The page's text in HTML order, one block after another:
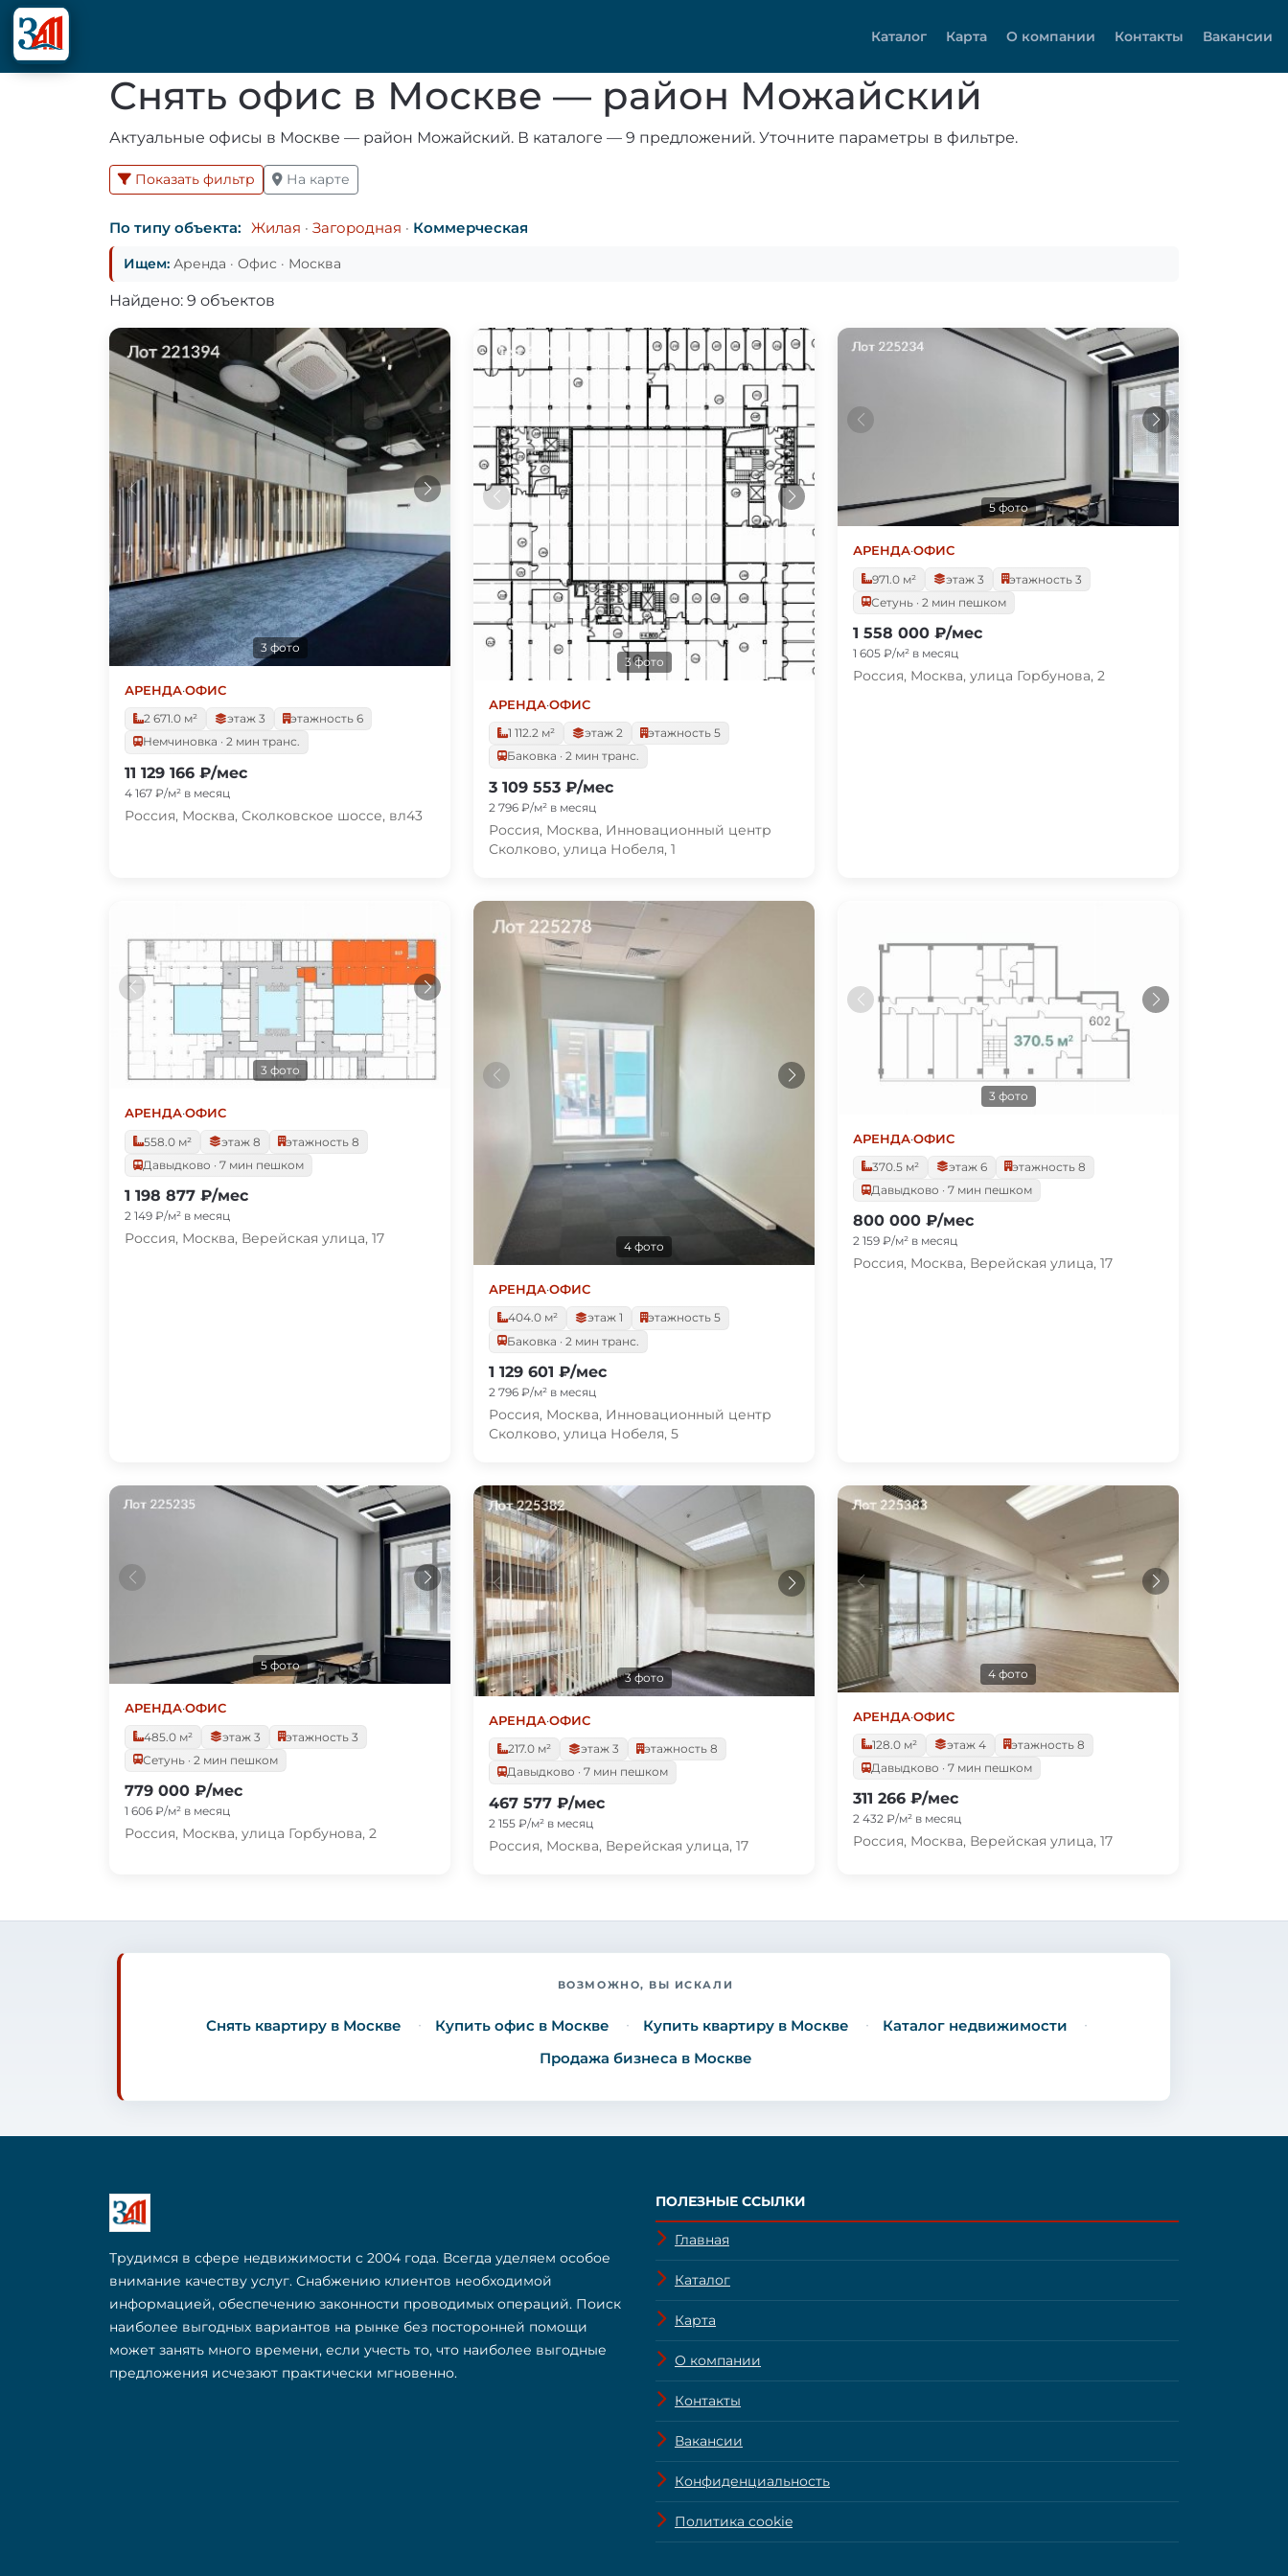
Каталог Карта О компании Контакты Вакансии
Снять офис в Москве — район Можайский
Актуальные офисы в Москве — район Можайский. В каталоге — 9 предложений. Уточните параметры в фильтре.
Показать фильтр На карте
По типу объекта: Жилая · Загородная · Коммерческая
Ищем: Аренда · Офис · Москва
Найдено: 9 объектов
3 фото
АРЕНДА·ОФИС
2 671.0 м²
этаж 3
этажность 6
Немчиновка · 2 мин транс.
11 129 166 ₽/мес
4 167 ₽/м² в месяц
Россия, Москва, Сколковское шоссе, вл43
3 фото
АРЕНДА·ОФИС
1 112.2 м²
этаж 2
этажность 5
Баковка · 2 мин транс.
3 109 553 ₽/мес
2 796 ₽/м² в месяц
Россия, Москва, Инновационный центр
Сколково, улица Нобеля, 1
5 фото
АРЕНДА·ОФИС
971.0 м²
этаж 3
этажность 3
Сетунь · 2 мин пешком
1 558 000 ₽/мес
1 605 ₽/м² в месяц
Россия, Москва, улица Горбунова, 2
3 фото
АРЕНДА·ОФИС
558.0 м²
этаж 8
этажность 8
Давыдково · 7 мин пешком
1 198 877 ₽/мес
2 149 ₽/м² в месяц
Россия, Москва, Верейская улица, 17
4 фото
АРЕНДА·ОФИС
404.0 м²
этаж 1
этажность 5
Баковка · 2 мин транс.
1 129 601 ₽/мес
2 796 ₽/м² в месяц
Россия, Москва, Инновационный центр
Сколково, улица Нобеля, 5
3 фото
АРЕНДА·ОФИС
370.5 м²
этаж 6
этажность 8
Давыдково · 7 мин пешком
800 000 ₽/мес
2 159 ₽/м² в месяц
Россия, Москва, Верейская улица, 17
5 фото
АРЕНДА·ОФИС
485.0 м²
этаж 3
этажность 3
Сетунь · 2 мин пешком
779 000 ₽/мес
1 606 ₽/м² в месяц
Россия, Москва, улица Горбунова, 2
3 фото
АРЕНДА·ОФИС
217.0 м²
этаж 3
этажность 8
Давыдково · 7 мин пешком
467 577 ₽/мес
2 155 ₽/м² в месяц
Россия, Москва, Верейская улица, 17
4 фото
АРЕНДА·ОФИС
128.0 м²
этаж 4
этажность 8
Давыдково · 7 мин пешком
311 266 ₽/мес
2 432 ₽/м² в месяц
Россия, Москва, Верейская улица, 17
ВОЗМОЖНО, ВЫ ИСКАЛИ
Снять квартиру в Москве Купить офис в Москве Купить квартиру в Москве
Каталог недвижимости
Продажа бизнеса в Москве
Трудимся в сфере недвижимости с 2004 года. Всегда уделяем особое
внимание качеству услуг. Снабжению клиентов необходимой
информацией, обеспечению законности проводимых операций. Поиск
наиболее выгодных вариантов на рынке без посторонней помощи
может занять много времени, если учесть то, что наиболее выгодные
предложения исчезают практически мгновенно.
ПОЛЕЗНЫЕ ССЫЛКИ
Главная
Каталог
Карта
О компании
Контакты
Вакансии
Конфиденциальность
Политика cookie